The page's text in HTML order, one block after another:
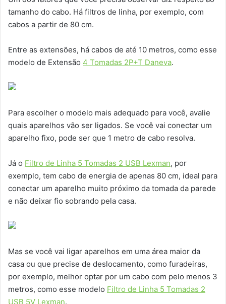
tamanho do cabo. Há filtros de linha, por exemplo, com
cabos a partir de 80 cm.
Entre as extensões, há cabos de até 10 metros, como esse
modelo de Extensão 4 Tomadas 2P+T Daneva.
Para escolher o modelo mais adequado para você, avalie
quais aparelhos vão ser ligados. Se você vai conectar um
aparelho fixo, pode ser que 1 metro de cabo resolva.
Já o Filtro de Linha 5 Tomadas 2 USB Lexman, por
exemplo, tem cabo de energia de apenas 80 cm, ideal para
conectar um aparelho muito próximo da tomada da parede
e não deixar fio sobrando pela casa.
Mas se você vai ligar aparelhos em uma área maior da
casa ou que precise de deslocamento, como furadeiras,
por exemplo, melhor optar por um cabo com pelo menos 3
metros, como esse modelo Filtro de Linha 5 Tomadas 2
USB 5V Lexman.